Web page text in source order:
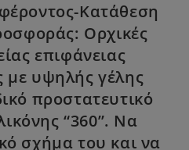
Κατάθεση
Ορχικές
επιφάνειας
με υψηλής γέλης
προστατευτικό
“360”. Να
σχήμα του και να